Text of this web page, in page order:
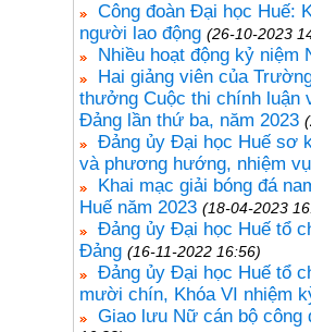
Công đoàn Đại học Huế:
người lao động (26-10-2023
Nhiều hoạt động kỷ niệm
Hai giảng viên của
thưởng Cuộc thi chính luận
Đảng lần thứ ba, năm 2023
Đảng ủy Đại học Huế sơ
và phương hướng, nhiệm
Khai mạc giải bóng đá
Huế năm 2023 (18-04-2023
Đảng ủy Đại học Huế tổ
Đảng (16-11-2022 16:56)
Đảng ủy Đại học Huế tổ
mười chín, Khóa VI nhiệm
Giao lưu Nữ cán bộ công